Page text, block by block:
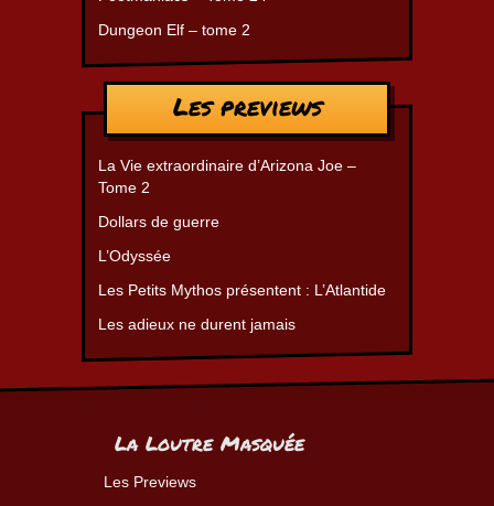
Dungeon Elf – tome 2
Les previews
La Vie extraordinaire d’Arizona Joe –
Tome 2
Dollars de guerre
L’Odyssée
Les Petits Mythos présentent : L’Atlantide
Les adieux ne durent jamais
La Loutre Masquée
Les Previews